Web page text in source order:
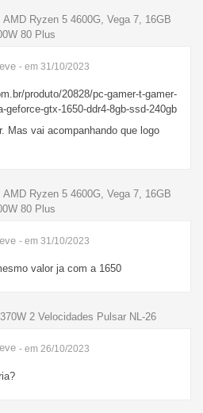
Ryzen 5 4600G, Vega 7, 16GB
80 Plus
- em 31/10/2023
produto/20828/pc-gamer-t-gamer-
geforce-gtx-1650-ddr4-8gb-ssd-240gb
Mas vai acompanhando que logo
Ryzen 5 4600G, Vega 7, 16GB
80 Plus
- em 31/10/2023
valor ja com a 1650
2 Velocidades Pulsar NL-26
- em 26/10/2023